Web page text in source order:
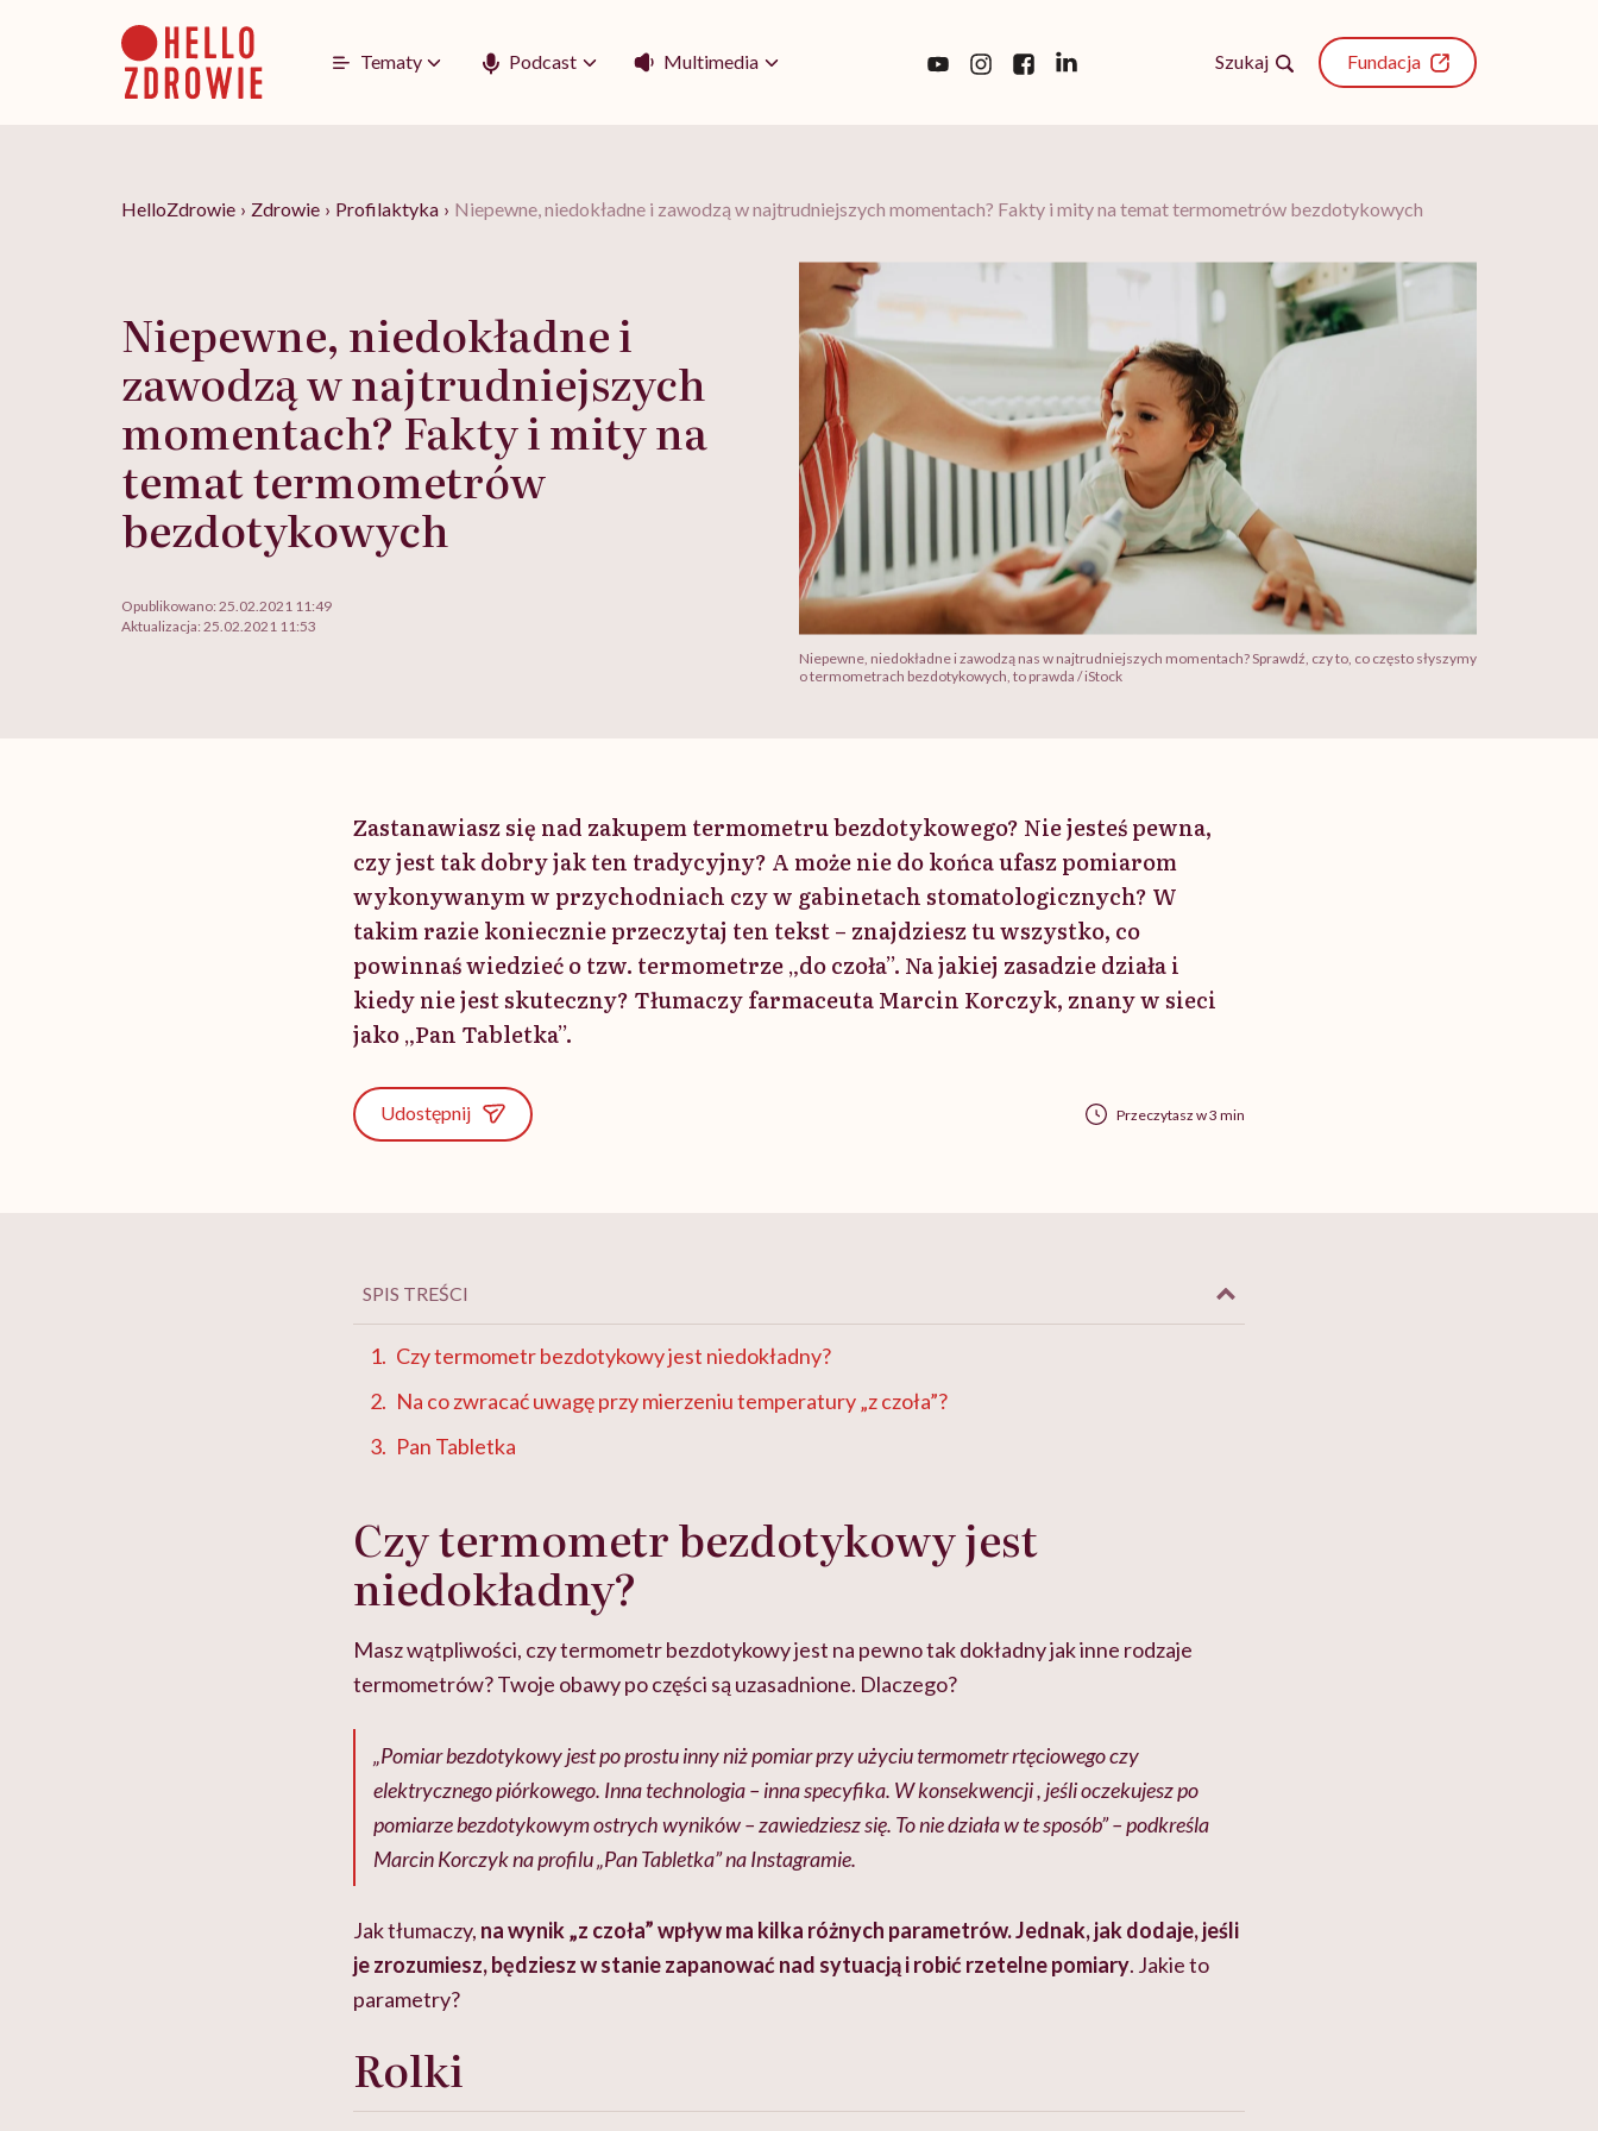
Tematy Podcast Multimedia Szukaj Fundacja
HelloZdrowie › Zdrowie › Profilaktyka › Niepewne, niedokładne i zawodzą w najtrudniejszych momentach? Fakty i mity na temat termometrów bezdotykowych
Niepewne, niedokładne i
zawodzą w najtrudniejszych
momentach? Fakty i mity na
temat termometrów
bezdotykowych
Opublikowano: 25.02.2021 11:49
Aktualizacja: 25.02.2021 11:53
Niepewne, niedokładne i zawodzą nas w najtrudniejszych momentach? Sprawdź, czy to, co często słyszymy
o termometrach bezdotykowych, to prawda / iStock
Zastanawiasz się nad zakupem termometru bezdotykowego? Nie jesteś pewna,
czy jest tak dobry jak ten tradycyjny? A może nie do końca ufasz pomiarom
wykonywanym w przychodniach czy w gabinetach stomatologicznych? W
takim razie koniecznie przeczytaj ten tekst – znajdziesz tu wszystko, co
powinnaś wiedzieć o tzw. termometrze „do czoła”. Na jakiej zasadzie działa i
kiedy nie jest skuteczny? Tłumaczy farmaceuta Marcin Korczyk, znany w sieci
jako „Pan Tabletka”.
Udostępnij Przeczytasz w 3 min
SPIS TREŚCI
Czy termometr bezdotykowy jest niedokładny?
Na co zwracać uwagę przy mierzeniu temperatury „z czoła”?
Pan Tabletka
Czy termometr bezdotykowy jest
niedokładny?
Masz wątpliwości, czy termometr bezdotykowy jest na pewno tak dokładny jak inne rodzaje
termometrów? Twoje obawy po części są uzasadnione. Dlaczego?
„Pomiar bezdotykowy jest po prostu inny niż pomiar przy użyciu termometr rtęciowego czy
elektrycznego piórkowego. Inna technologia – inna specyfika. W konsekwencji , jeśli oczekujesz po
pomiarze bezdotykowym ostrych wyników – zawiedziesz się. To nie działa w te sposób” – podkreśla
Marcin Korczyk na profilu „Pan Tabletka” na Instagramie.
Jak tłumaczy, na wynik „z czoła” wpływ ma kilka różnych parametrów. Jednak, jak dodaje, jeśli
je zrozumiesz, będziesz w stanie zapanować nad sytuacją i robić rzetelne pomiary. Jakie to
parametry?
Rolki